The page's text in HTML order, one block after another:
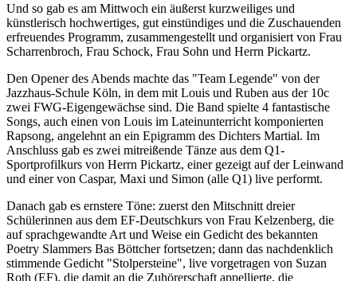
Und so gab es am Mittwoch ein äußerst kurzweiliges und
künstlerisch hochwertiges, gut einstündiges und die Zuschauenden
erfreuendes Programm, zusammengestellt und organisiert von Frau
Scharrenbroch, Frau Schock, Frau Sohn und Herrn Pickartz.
Den Opener des Abends machte das "Team Legende" von der
Jazzhaus-Schule Köln, in dem mit Louis und Ruben aus der 10c
zwei FWG-Eigengewächse sind. Die Band spielte 4 fantastische
Songs, auch einen von Louis im Lateinunterricht komponierten
Rapsong, angelehnt an ein Epigramm des Dichters Martial. Im
Anschluss gab es zwei mitreißende Tänze aus dem Q1-
Sportprofilkurs von Herrn Pickartz, einer gezeigt auf der Leinwand
und einer von Caspar, Maxi und Simon (alle Q1) live performt.
Danach gab es ernstere Töne: zuerst den Mitschnitt dreier
Schülerinnen aus dem EF-Deutschkurs von Frau Kelzenberg, die
auf sprachgewandte Art und Weise ein Gedicht des bekannten
Poetry Slammers Bas Böttcher fortsetzen; dann das nachdenklich
stimmende Gedicht "Stolpersteine", live vorgetragen von Suzan
Roth (EF), die damit an die Zuhörerschaft appellierte, die